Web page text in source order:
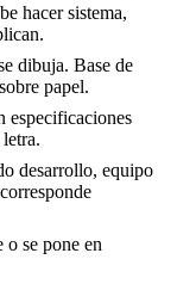
hacer sistema,
dibuja. Base de
papel.
especificaciones
desarrollo, equipo
o se pone en